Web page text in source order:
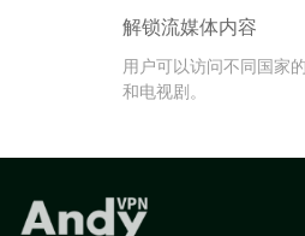
解锁流媒体内容
用户可以访问不同国家
和电视剧。